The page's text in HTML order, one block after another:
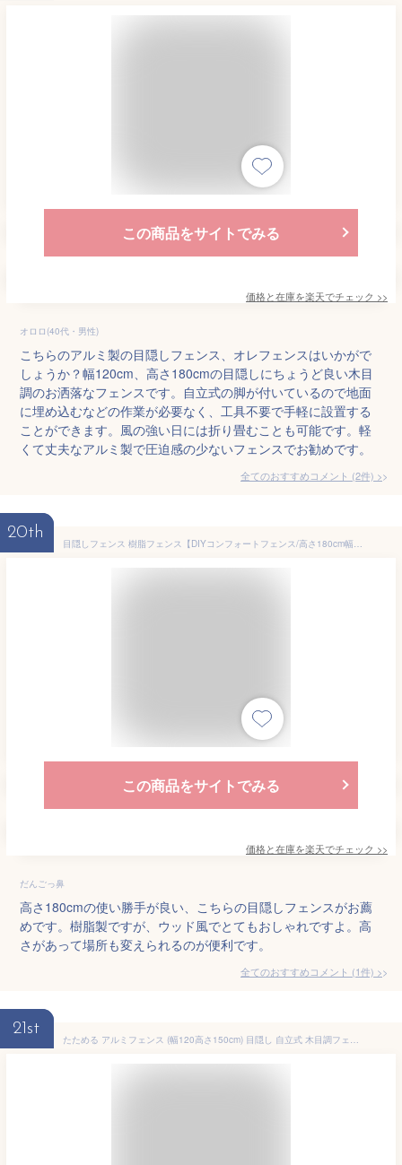
この商品をサイトでみる
価格と在庫を楽天でチェック >>
オロロ(40代・男性)
こちらのアルミ製の目隠しフェンス、オレフェンスはいかがで
しょうか？幅120cm、高さ180cmの目隠しにちょうど良い木目
調のお洒落なフェンスです。自立式の脚が付いているので地面
に埋め込むなどの作業が必要なく、工具不要で手軽に設置する
ことができます。風の強い日には折り畳むことも可能です。軽
くて丈夫なアルミ製で圧迫感の少ないフェンスでお勧めです。
全てのおすすめコメント (2件) >
20th
目隠しフェンス 樹脂フェンス【DIYコンフォートフェンス/高さ180cm幅90cm板間隔1cm】庭 樹脂 フェンス 目隠し フェンス 隣家 サクリア
この商品をサイトでみる
価格と在庫を楽天でチェック >>
だんごっ鼻
高さ180cmの使い勝手が良い、こちらの目隠しフェンスがお薦
めです。樹脂製ですが、ウッド風でとてもおしゃれですよ。高
さがあって場所も変えられるのが便利です。
全てのおすすめコメント (1件) >
21st
たためる アルミフェンス (幅120高さ150cm) 目隠し 自立式 木目調フェンス アルミボーダーフェンス アルミ ルーバー 衝立 屋外 固定金具 おしゃれオレフェンス パーテーション 柱 間仕切り ラティス OF1215 アルマックスあす楽 土日出荷OK